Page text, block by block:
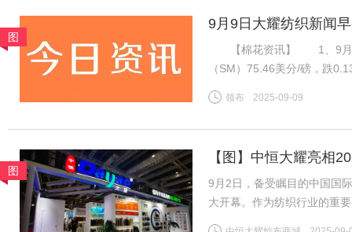
图
9月9日大耀纺织新闻
【棉花资讯】 1、9月8
（SM）75.46美分/磅，跌
磅，跌0.13美分/磅，折一般
领布 2025-09-09
图
【图】中恒大耀亮相
会，特色专区 引客商
9月2日，备受瞩目的中国国
大开幕。作为纺织行业的重